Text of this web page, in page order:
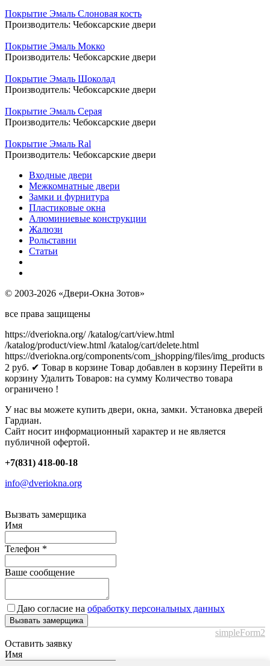
Покрытие Эмаль Слоновая кость
Производитель: Чебоксарские двери
Покрытие Эмаль Мокко
Производитель: Чебоксарские двери
Покрытие Эмаль Шоколад
Производитель: Чебоксарские двери
Покрытие Эмаль Серая
Производитель: Чебоксарские двери
Покрытие Эмаль Ral
Производитель: Чебоксарские двери
Входные двери
Межкомнатные двери
Замки и фурнитура
Пластиковые окна
Алюминиевые конструкции
Жалюзи
Рольставни
Статьи
© 2003-2026 «Двери-Окна Зотов»
все права защищены
https://dveriokna.org/ /katalog/cart/view.html
/katalog/product/view.html /katalog/cart/delete.html
https://dveriokna.org/components/com_jshopping/files/img_products
2 руб. ✔ Товар в корзине Товар добавлен в корзину Перейти в
корзину Удалить Товаров: на сумму Количество товара
ограничено !
У нас вы можете купить двери, окна, замки. Установка дверей
Гардиан.
Сайт носит информационный характер и не является
публичной офертой.
+7(831) 418-00-18
info@dveriokna.org
Вызвать замерщика
Имя
Телефон *
Ваше сообщение
Даю согласие на обработку персональных данных
Вызвать замерщика
simpleForm2
Оставить заявку
Имя